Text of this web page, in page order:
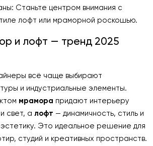
Станьте центром внимания с
лофт или мраморной роскошью.
и лофт — тренд 2025
всё чаще выбирают
и индустриальные элементы.
мрамора придают интерьеру
свет, а лофт — динамичность, стиль и
Это идеальное решение для
студий и креативных пространств.